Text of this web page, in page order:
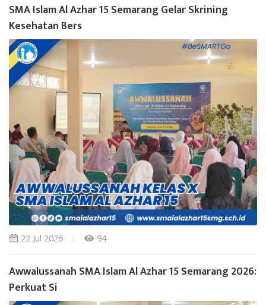
SMA Islam Al Azhar 15 Semarang Gelar Skrining
Kesehatan Bers
22 Jul 2026 94
Awwalussanah SMA Islam Al Azhar 15 Semarang 2026:
Perkuat Si